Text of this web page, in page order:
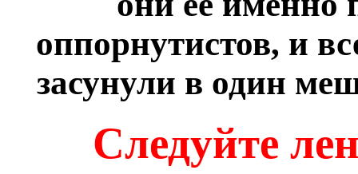
оппорнутистов, и
засунули в один
Следуйте